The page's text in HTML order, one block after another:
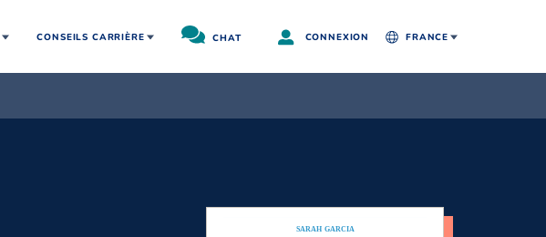
CONSEILS CARRIÈRE CHAT CONNEXION FRANCE